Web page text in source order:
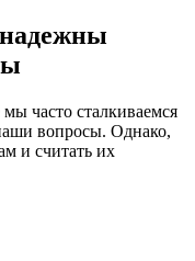
часто сталкиваемся
вопросы. Однако,
и считать их